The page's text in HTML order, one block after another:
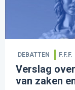
DEBATTEN F.F.F.
Verslag
van zaken